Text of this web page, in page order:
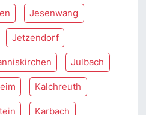
Jesenwang
Jetzendorf
Julbach
Kalchreuth
Karbach